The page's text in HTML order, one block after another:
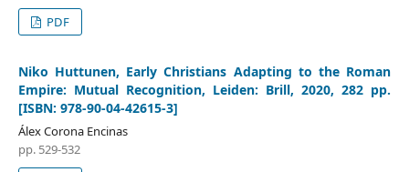
PDF
Niko Huttunen, Early Christians Adapting to the Roman
Empire: Mutual Recognition, Leiden: Brill, 2020, 282 pp.
[ISBN: 978-90-04-42615-3]
Álex Corona Encinas
pp. 529-532